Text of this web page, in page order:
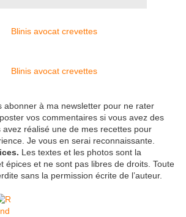
abonner à ma newsletter pour ne rater
vos commentaires si vous avez des
avez réalisé une de mes recettes pour
Je vous en serai reconnaissante.
Les textes et les photos sont la
épices et ne sont pas libres de droits. Toute
sans la permission écrite de l’auteur.